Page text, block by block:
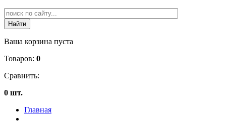
Ваша корзина пуста
Товаров: 0
Сравнить:
0 шт.
Главная